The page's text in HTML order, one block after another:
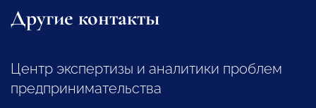
Другие контакты
Центр экспертизы и аналитики проблем
предпринимательства